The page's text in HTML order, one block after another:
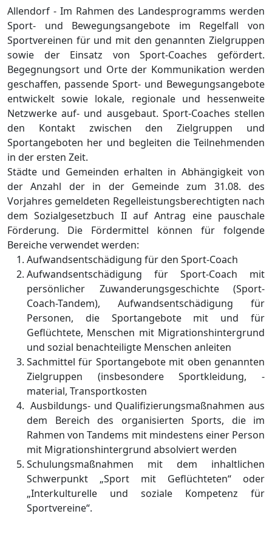
Allendorf - Im Rahmen des Landesprogramms werden
Sport- und Bewegungsangebote im Regelfall von
Sportvereinen für und mit den genannten Zielgruppen
sowie der Einsatz von Sport-Coaches gefördert.
Begegnungsort und Orte der Kommunikation werden
geschaffen, passende Sport- und Bewegungsangebote
entwickelt sowie lokale, regionale und hessenweite
Netzwerke auf- und ausgebaut. Sport-Coaches stellen
den Kontakt zwischen den Zielgruppen und
Sportangeboten her und begleiten die Teilnehmenden
in der ersten Zeit.
Städte und Gemeinden erhalten in Abhängigkeit von
der Anzahl der in der Gemeinde zum 31.08. des
Vorjahres gemeldeten Regelleistungsberechtigten nach
dem Sozialgesetzbuch II auf Antrag eine pauschale
Förderung. Die Fördermittel können für folgende
Bereiche verwendet werden:
Aufwandsentschädigung für den Sport-Coach
Aufwandsentschädigung für Sport-Coach mit
persönlicher Zuwanderungsgeschichte (Sport-
Coach-Tandem), Aufwandsentschädigung für
Personen, die Sportangebote mit und für
Geflüchtete, Menschen mit Migrationshintergrund
und sozial benachteiligte Menschen anleiten
Sachmittel für Sportangebote mit oben genannten
Zielgruppen (insbesondere Sportkleidung, -
material, Transportkosten
Ausbildungs- und Qualifizierungsmaßnahmen aus
dem Bereich des organisierten Sports, die im
Rahmen von Tandems mit mindestens einer Person
mit Migrationshintergrund absolviert werden
Schulungsmaßnahmen mit dem inhaltlichen
Schwerpunkt „Sport mit Geflüchteten“ oder
„Interkulturelle und soziale Kompetenz für
Sportvereine“.